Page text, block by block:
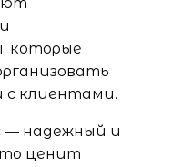
которые
с клиентами.
— надежный и
ценит